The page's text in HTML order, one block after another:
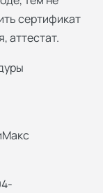
сертификат
аттестат.